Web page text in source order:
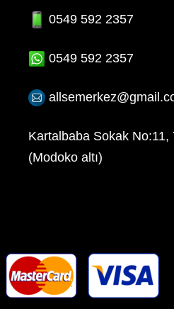
0549 592 2357
0549 592 2357
Kartalbaba Sokak No:11,
(Modoko altı)